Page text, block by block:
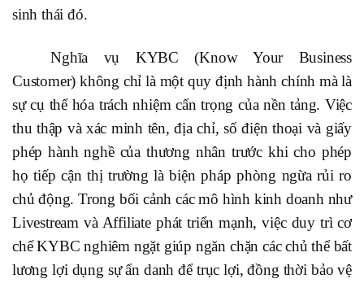
sinh thái đó.
Nghĩa vụ KYBC (Know Your Business
Customer) không chỉ là một quy định hành chính mà là
sự cụ thể hóa trách nhiệm cẩn trọng của nền tảng. Việc
thu thập và xác minh tên, địa chỉ, số điện thoại và giấy
phép hành nghề của thương nhân trước khi cho phép
họ tiếp cận thị trường là biện pháp phòng ngừa rủi ro
chủ động. Trong bối cảnh các mô hình kinh doanh như
Livestream và Affiliate phát triển mạnh, việc duy trì cơ
chế KYBC nghiêm ngặt giúp ngăn chặn các chủ thể bất
lương lợi dụng sự ẩn danh để trục lợi, đồng thời bảo vệ